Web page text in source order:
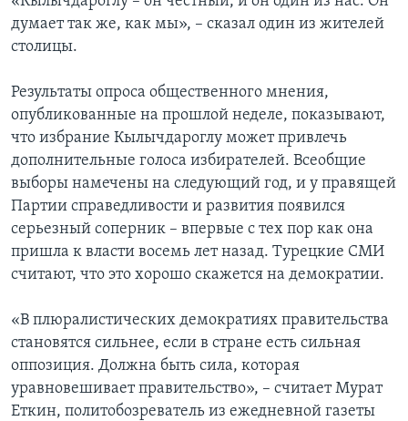
думает так же, как мы», – сказал один из жителей
столицы.
Результаты опроса общественного мнения,
опубликованные на прошлой неделе, показывают,
что избрание Кылычдароглу может привлечь
дополнительные голоса избирателей. Всеобщие
выборы намечены на следующий год, и у правящей
Партии справедливости и развития появился
серьезный соперник – впервые с тех пор как она
пришла к власти восемь лет назад. Турецкие СМИ
считают, что это хорошо скажется на демократии.
«В плюралистических демократиях правительства
становятся сильнее, если в стране есть сильная
оппозиция. Должна быть сила, которая
уравновешивает правительство», – считает Мурат
Еткин, политобозреватель из ежедневной газеты